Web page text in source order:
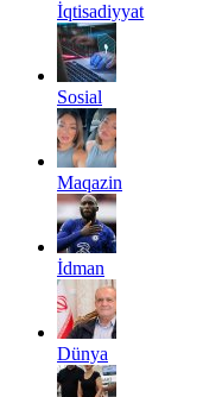
İqtisadiyyat
Sosial
Maqazin
İdman
Dünya